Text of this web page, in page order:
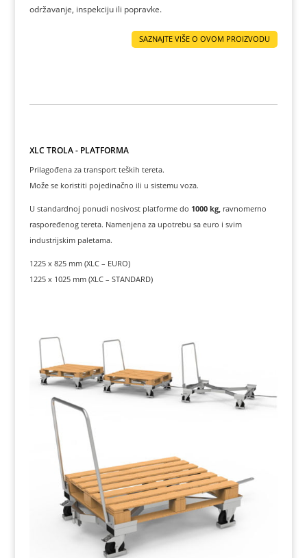
održavanje, inspekciju ili popravke.
SAZNAJTE VIŠE O OVOM PROIZVODU
XLC TROLA - PLATFORMA
Prilagođena za transport teških tereta.
Može se koristiti pojedinačno ili u sistemu voza.
U standardnoj ponudi nosivost platforme do 1000 kg, ravnomerno
raspoređenog tereta. Namenjena za upotrebu sa euro i svim
industrijskim paletama.
1225 x 825 mm (XLC – EURO)
1225 x 1025 mm (XLC – STANDARD)